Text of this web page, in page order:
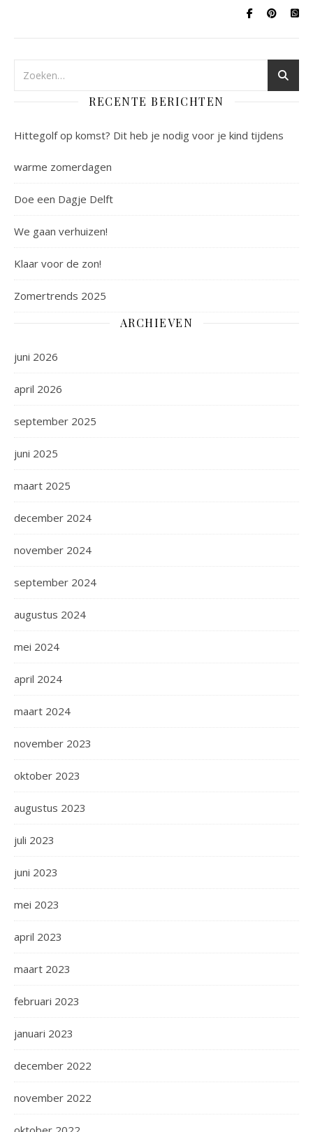
RECENTE BERICHTEN
Hittegolf op komst? Dit heb je nodig voor je kind tijdens
warme zomerdagen
Doe een Dagje Delft
We gaan verhuizen!
Klaar voor de zon!
Zomertrends 2025
ARCHIEVEN
juni 2026
april 2026
september 2025
juni 2025
maart 2025
december 2024
november 2024
september 2024
augustus 2024
mei 2024
april 2024
maart 2024
november 2023
oktober 2023
augustus 2023
juli 2023
juni 2023
mei 2023
april 2023
maart 2023
februari 2023
januari 2023
december 2022
november 2022